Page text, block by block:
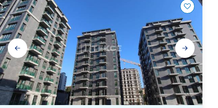
Galerij
navigatie